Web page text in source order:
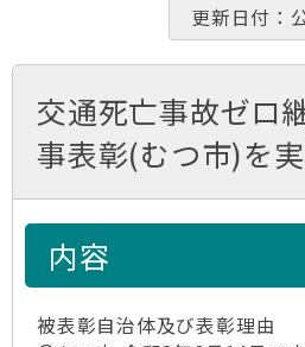
更新日付：
交通死亡事故ゼロ
事表彰(むつ市)を
内容
被表彰自治体及び表彰理由